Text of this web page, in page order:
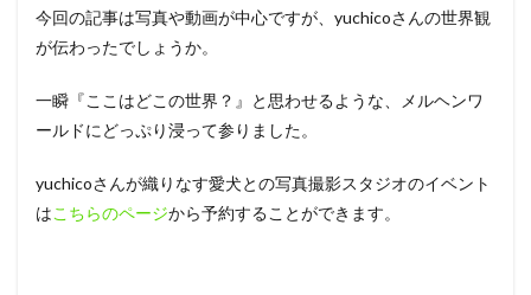
今回の記事は写真や動画が中心ですが、yuchicoさんの世界観
が伝わったでしょうか。
一瞬『ここはどこの世界？』と思わせるような、メルヘンワ
ールドにどっぷり浸って参りました。
yuchicoさんが織りなす愛犬との写真撮影スタジオのイベント
はこちらのページから予約することができます。